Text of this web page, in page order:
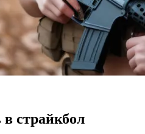
страйкбол